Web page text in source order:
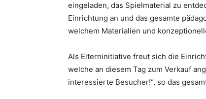
eingeladen, das Spielmaterial zu
Einrichtung an und das gesamte
welchem Materialien und
Als Elterninitiative freut sich die
welche an diesem Tag zum Verkauf
interessierte Besucher!“, so das